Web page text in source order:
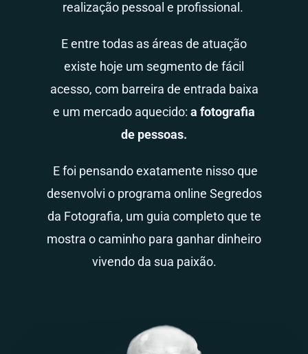
realização pessoal e profissional.
E entre todas as áreas de atuação
existe hoje um segmento de fácil
acesso, com barreira de entrada baixa
e um mercado aquecido: a fotografia
de pessoas.
E foi pensando exatamente nisso que
desenvolvi o programa online Segredos
da Fotografia, um guia completo que te
mostra o caminho para ganhar dinheiro
vivendo da sua paixão.